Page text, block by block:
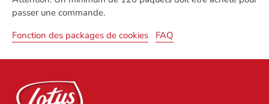
passer une commande.
Fonction des packages de cookies
FAQ